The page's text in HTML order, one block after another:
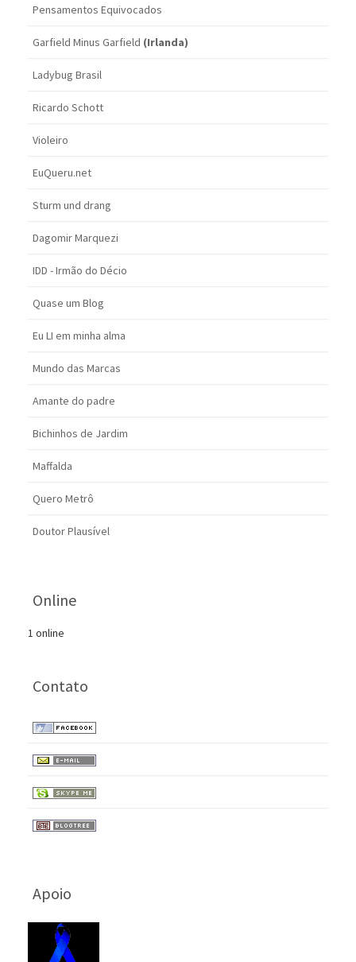
Pensamentos Equivocados
Garfield Minus Garfield (Irlanda)
Ladybug Brasil
Ricardo Schott
Violeiro
EuQueru.net
Sturm und drang
Dagomir Marquezi
IDD - Irmão do Décio
Quase um Blog
Eu LI em minha alma
Mundo das Marcas
Amante do padre
Bichinhos de Jardim
Maffalda
Quero Metrô
Doutor Plausível
Online
1 online
Contato
Apoio